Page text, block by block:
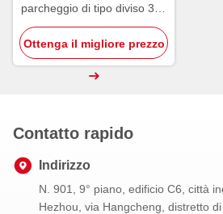
parcheggio di tipo diviso 3 in
1 Sensore di rilevamento
PGS ad ultrasuoni
Ottenga il migliore prezzo
Contatto rapido
Indirizzo
N. 901, 9° piano, edificio C6, città
Hezhou, via Hangcheng, distretto